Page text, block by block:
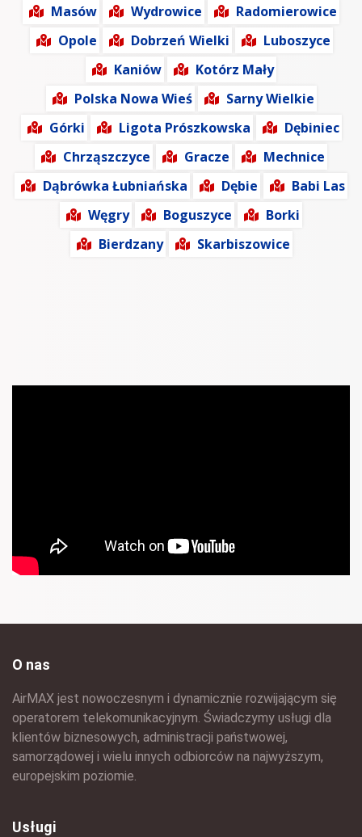
Masów
Wydrowice
Radomierowice
Opole
Dobrzeń Wielki
Luboszyce
Kaniów
Kotórz Mały
Polska Nowa Wieś
Sarny Wielkie
Górki
Ligota Prószkowska
Dębiniec
Chrząszczyce
Gracze
Mechnice
Dąbrówka Łubniańska
Dębie
Babi Las
Węgry
Boguszyce
Borki
Bierdzany
Skarbiszowice
O nas
AirMAX jest nowoczesnym i dynamicznie rozwijającym się
operatorem telekomunikacyjnym. Świadczymy usługi dla
klientów biznesowych, administracji państwowej,
samorządowej i wielu innych odbiorców na najwyższym,
europejskim poziomie.
Usługi